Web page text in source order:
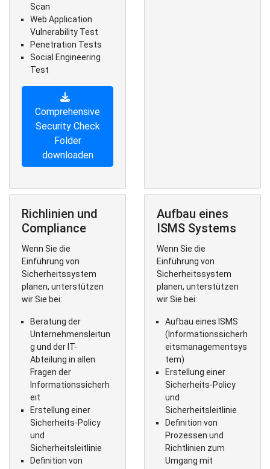
Scan
Web Application
Vulnerability Test
Penetration Tests
Social Engineering
Test
Comprehensive
Security Check
Folder
downloaden
Richlinien und
Compliance
Wenn Sie die
Einführung von
Sicherheitssystem
planen, unterstützen
wir Sie bei:
Beratung der
Unternehmensleitun
g und der IT-
Abteilung in allen
Fragen der
Informationssicherh
eit
Erstellung einer
Sicherheits-Policy
und
Sicherheitsleitlinie
Definition von
Aufbau eines
ISMS Systems
Wenn Sie die
Einführung von
Sicherheitssystem
planen, unterstützen
wir Sie bei:
Aufbau eines ISMS
(Informationssicherh
eitsmanagementsys
tem)
Erstellung einer
Sicherheits-Policy
und
Sicherheitsleitlinie
Definition von
Prozessen und
Richtlinien zum
Umgang mit